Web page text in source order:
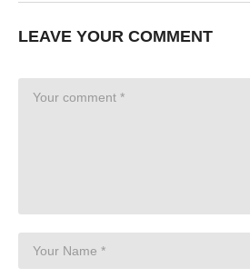
LEAVE YOUR COMMENT